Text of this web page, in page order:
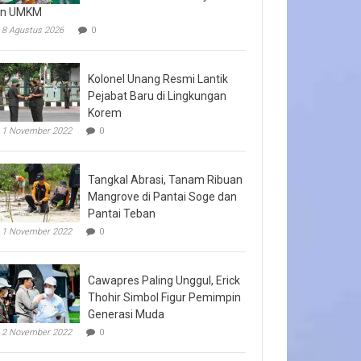
UMKM
8 Agustus 2026 0
Kolonel Unang Resmi Lantik
Pejabat Baru di Lingkungan
Korem
1 November 2022 0
Tangkal Abrasi, Tanam Ribuan
Mangrove di Pantai Soge dan
Pantai Teban
1 November 2022 0
Cawapres Paling Unggul, Erick
Thohir Simbol Figur Pemimpin
Generasi Muda
2 November 2022 0